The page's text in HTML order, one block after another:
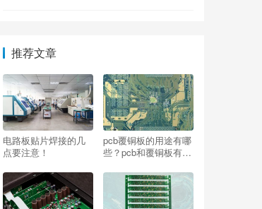
推荐文章
电路板贴片焊接的几
点要注意！
pcb覆铜板的用途有哪
些？pcb和覆铜板有什